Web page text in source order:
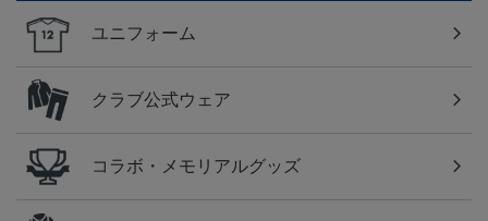
ユニフォーム
クラブ公式ウェア
コラボ・メモリアルグッズ